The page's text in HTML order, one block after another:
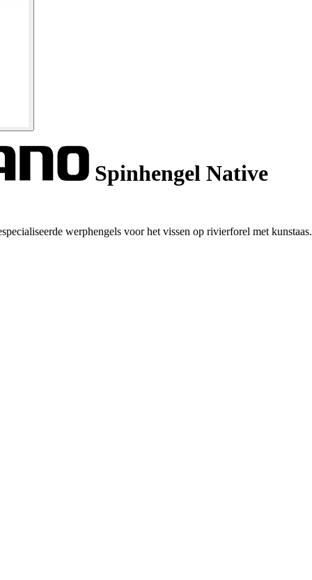
Spinhengel Native
werphengels voor het vissen op rivierforel met kunstaas.